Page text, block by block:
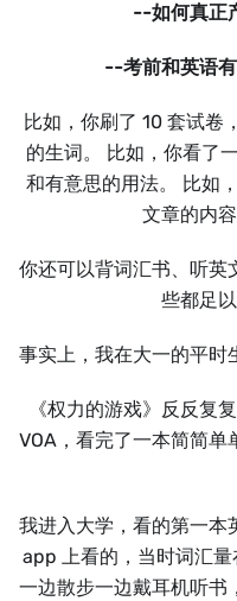
--如何真正
--考前和英语有
比如，你刷了 10 套试卷
的生词。 比如，你看了
和有意思的用法。 比如
文章的内
你还可以背词汇书、听英
些都足
事实上，我在大一的平时
《权力的游戏》反反复
VOA，看完了一本简简
我进入大学，看的第一本
app 上看的，当时词汇量
一边散步一边戴耳机听书